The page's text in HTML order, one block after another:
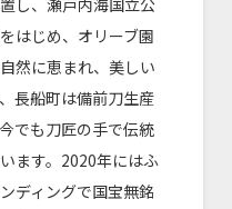
はじめ、オリーブ園
然に恵まれ、美しい
長船町は備前刀生産
でも刀匠の手で伝統
ます。2020年にはふ
ディングで国宝無銘